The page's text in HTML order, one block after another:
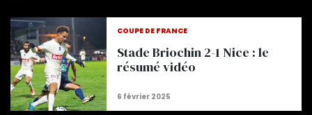
COUPE DE FRANCE
Stade Briochin 2-1 Nice : le
résumé vidéo
Nice 3-2 Rennes : le résumé vidéo